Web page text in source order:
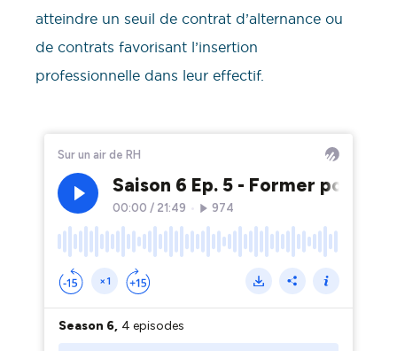
atteindre un seuil de contrat d’alternance ou
de contrats favorisant l’insertion
professionnelle dans leur effectif.